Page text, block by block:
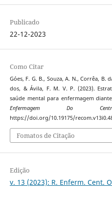
Publicado
22-12-2023
Como Citar
Góes, F. G. B., Souza, A. N., Corrêa, B.
dos, & Ávila, F. M. V. P. (2023).
saúde mental para enfermagem
Enfermagem Do
https://doi.org/10.19175/
Fomatos de Citação
Edição
v. 13 (2023): R. Enferm. Cent.